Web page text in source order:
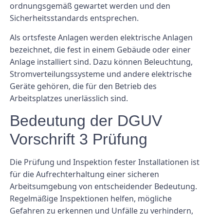
ordnungsgemäß gewartet werden und den
Sicherheitsstandards entsprechen.
Als ortsfeste Anlagen werden elektrische Anlagen
bezeichnet, die fest in einem Gebäude oder einer
Anlage installiert sind. Dazu können Beleuchtung,
Stromverteilungssysteme und andere elektrische
Geräte gehören, die für den Betrieb des
Arbeitsplatzes unerlässlich sind.
Bedeutung der DGUV
Vorschrift 3 Prüfung
Die Prüfung und Inspektion fester Installationen ist
für die Aufrechterhaltung einer sicheren
Arbeitsumgebung von entscheidender Bedeutung.
Regelmäßige Inspektionen helfen, mögliche
Gefahren zu erkennen und Unfälle zu verhindern,